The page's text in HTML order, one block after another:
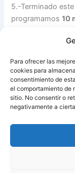
Para ofrecer las
cookies para
consentimiento de
el comportamiento de
sitio. No consentir o
negativamente a
5.-Terminado
programamos10
Fuente:libro
Fuente:Recetas
ANTERIOR